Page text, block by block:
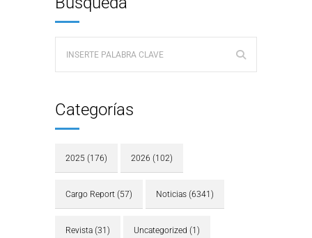
Categorías
2025 (176) 2026 (102)
Cargo Report (57) Noticias (6341)
Revista (31) Uncategorized (1)